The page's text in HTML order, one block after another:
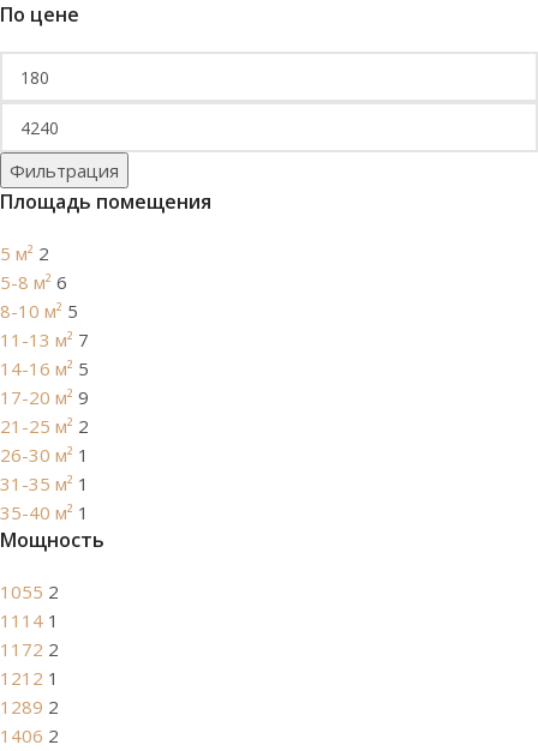
По цене
Фильтрация
Площадь помещения
5 м² 2
5-8 м² 6
8-10 м² 5
11-13 м² 7
14-16 м² 5
17-20 м² 9
21-25 м² 2
26-30 м² 1
31-35 м² 1
35-40 м² 1
Мощность
1055 2
1114 1
1172 2
1212 1
1289 2
1406 2